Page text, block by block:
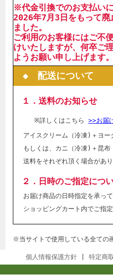
※代金引換でのお支払い
2026年7月3日をもって廃
ました。
ご利用のお客様にはご不
けいたしますが、何卒ご
ようお願い申し上げます
◆ 配送について
１．送料のお知らせ
※詳しくはこちら >>お届
アイスクリーム（冷凍)＋ヨー
もしくは、カニ（冷凍)＋昆布
送料をそれぞれ頂く場合があ
２．日時のご指定につ
お届け商品の日時指定を承っ
ショッピングカート内でご指
※当サイトで使用している全ての
個人情報保護方針 特定商